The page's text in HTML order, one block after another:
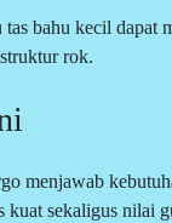
bahu kecil dapat
rok.
menjawab
kuat sekaligus nilai